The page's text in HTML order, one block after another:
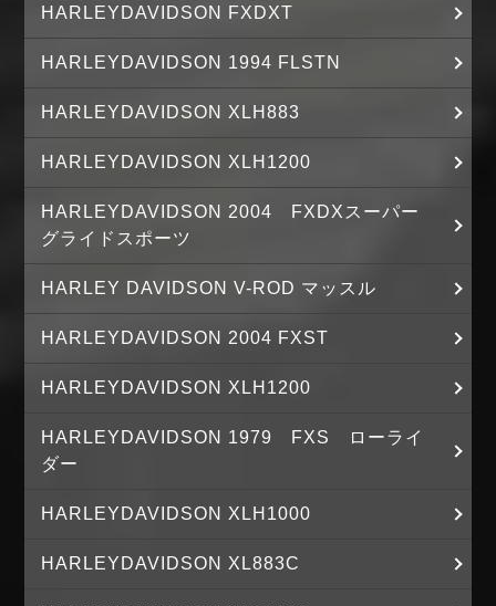
HARLEYDAVIDSON FXDXT
HARLEYDAVIDSON 1994 FLSTN
HARLEYDAVIDSON XLH883
HARLEYDAVIDSON XLH1200
HARLEYDAVIDSON 2004 FXDXスーパー
グライドスポーツ
HARLEY DAVIDSON V-ROD マッスル
HARLEYDAVIDSON 2004 FXST
HARLEYDAVIDSON XLH1200
HARLEYDAVIDSON 1979 FXS ローライ
ダー
HARLEYDAVIDSON XLH1000
HARLEYDAVIDSON XL883C